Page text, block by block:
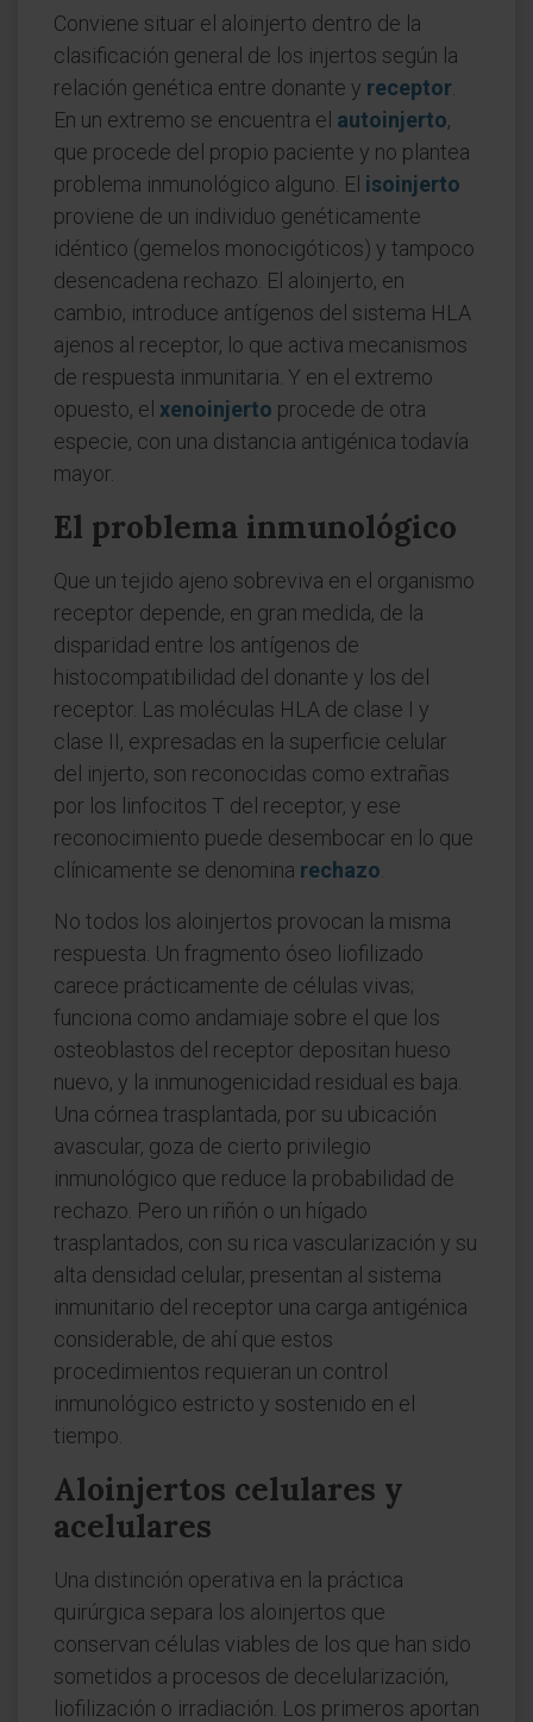
Conviene situar el aloinjerto dentro de la
clasificación general de los injertos según la
relación genética entre donante y receptor
En un extremo se encuentra el autoinjerto,
que procede del propio paciente y no plantea
problema inmunológico alguno. El isoinjerto
proviene de un individuo genéticamente
idéntico (gemelos monocigóticos) y tampoco
desencadena rechazo. El aloinjerto, en
cambio, introduce antígenos del sistema HLA
ajenos al receptor, lo que activa mecanismos
de respuesta inmunitaria. Y en el extremo
opuesto, el xenoinjerto procede de otra
especie, con una distancia antigénica todavía
mayor.
El problema inmunológico
Que un tejido ajeno sobreviva en el organismo
receptor depende, en gran medida, de la
disparidad entre los antígenos de
histocompatibilidad del donante y los del
receptor. Las moléculas HLA de clase I y
clase II, expresadas en la superficie celular
del injerto, son reconocidas como extrañas
por los linfocitos T del receptor, y ese
reconocimiento puede desembocar en lo que
clínicamente se denomina rechazo
No todos los aloinjertos provocan la misma
respuesta. Un fragmento óseo liofilizado
carece prácticamente de células vivas;
funciona como andamiaje sobre el que los
osteoblastos del receptor depositan hueso
nuevo, y la inmunogenicidad residual es baja.
Una córnea trasplantada, por su ubicación
avascular, goza de cierto privilegio
inmunológico que reduce la probabilidad de
rechazo. Pero un riñón o un hígado
trasplantados, con su rica vascularización y su
alta densidad celular, presentan al sistema
inmunitario del receptor una carga antigénica
considerable, de ahí que estos
procedimientos requieran un control
inmunológico estricto y sostenido en el
tiempo.
Aloinjertos celulares y
acelulares
Una distinción operativa en la práctica
quirúrgica separa los aloinjertos que
conservan células viables de los que han sido
sometidos a procesos de decelularización,
liofilización o irradiación. Los primeros aportan